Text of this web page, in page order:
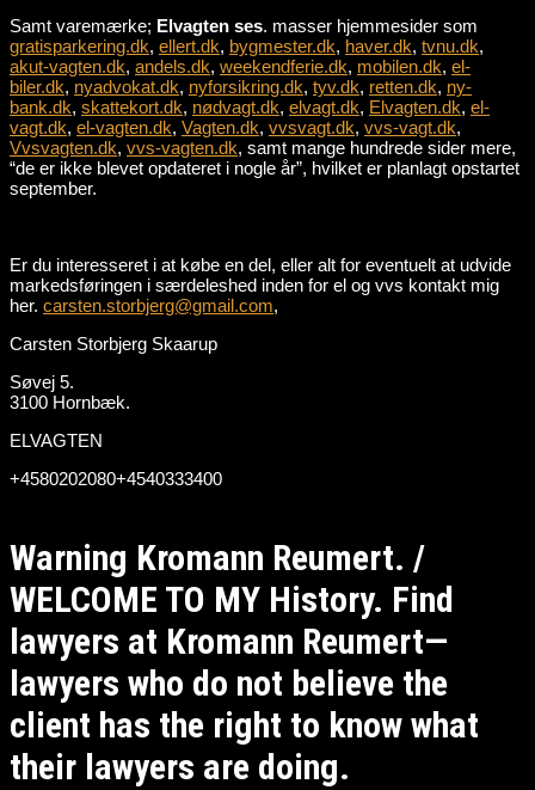
Samt varemærke; Elvagten ses. masser hjemmesider som
gratisparkering.dk, ellert.dk, bygmester.dk, haver.dk, tvnu.dk,
akut-vagten.dk, andels.dk, weekendferie.dk, mobilen.dk, el-
biler.dk, nyadvokat.dk, nyforsikring.dk, tyv.dk, retten.dk, ny-
bank.dk, skattekort.dk, nødvagt.dk, elvagt.dk, Elvagten.dk, el-
vagt.dk, el-vagten.dk, Vagten.dk, vvsvagt.dk, vvs-vagt.dk,
Vvsvagten.dk, vvs-vagten.dk, samt mange hundrede sider mere,
“de er ikke blevet opdateret i nogle år”, hvilket er planlagt opstartet
september.
Er du interesseret i at købe en del, eller alt for eventuelt at udvide
markedsføringen i særdeleshed inden for el og vvs kontakt mig
her. carsten.storbjerg@gmail.com,
Carsten Storbjerg Skaarup
Søvej 5.
3100 Hornbæk.
ELVAGTEN
+4580202080+4540333400
Warning Kromann Reumert. /
WELCOME TO MY History. Find
lawyers at Kromann Reumert—
lawyers who do not believe the
client has the right to know what
their lawyers are doing.